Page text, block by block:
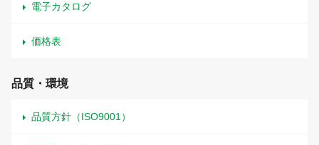
電子カタログ
価格表
品質・環境
品質方針（ISO9001）